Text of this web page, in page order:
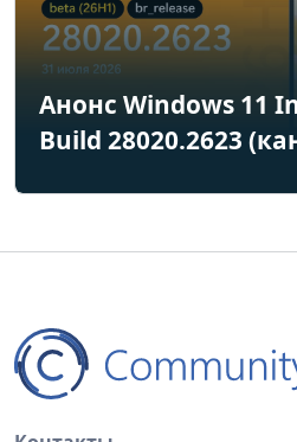
Анонс Windows 11
Build 28020.2623